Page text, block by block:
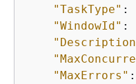
"TaskType" :
"WindowId" :
"MaxErrors" :